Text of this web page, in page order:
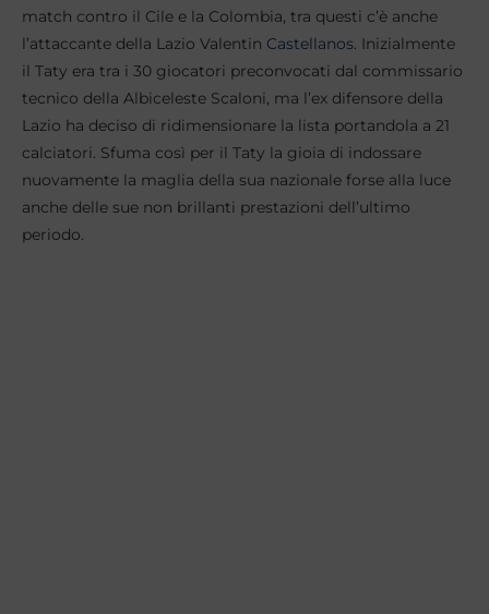
match contro il Cile e la Colombia, tra questi c’è anche
l’attaccante della Lazio Valentin Castellanos. Inizialmente
il Taty era tra i 30 giocatori preconvocati dal commissario
tecnico della Albiceleste Scaloni, ma l’ex difensore della
Lazio ha deciso di ridimensionare la lista portandola a 21
calciatori. Sfuma così per il Taty la gioia di indossare
nuovamente la maglia della sua nazionale forse alla luce
anche delle sue non brillanti prestazioni dell’ultimo
periodo.